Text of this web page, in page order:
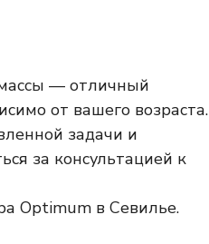
— отличный
от вашего возраста.
задачи и
за консультацией к
Optimum в Севилье.